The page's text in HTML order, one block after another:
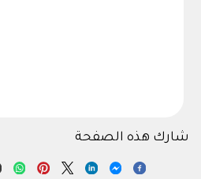
شارك هذه الصفحة